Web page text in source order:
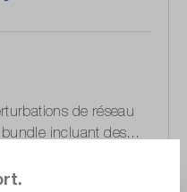
de réseau
incluant des